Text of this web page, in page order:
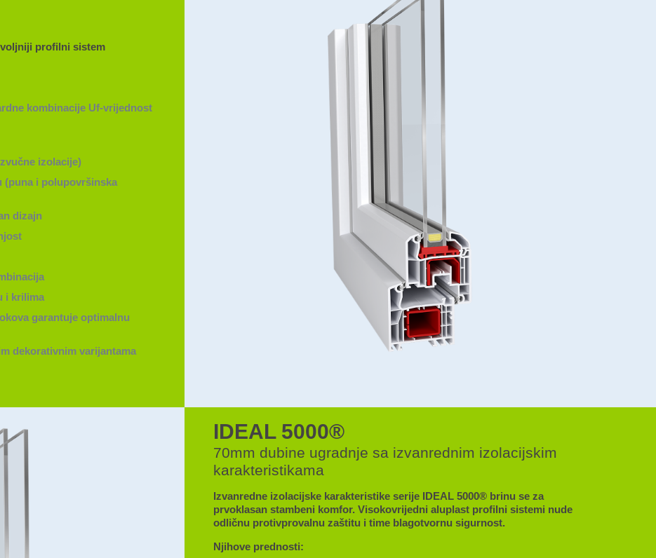
profilni sistem
kombinacije Uf-vrijednost
izolacije)
(puna i polupovršinska
dizajn
i krilima
garantuje optimalnu
dekorativnim varijantama
IDEAL 5000®
70mm dubine ugradnje sa izvanrednim izolacijskim
karakteristikama
Izvanredne izolacijske karakteristike serije IDEAL 5000® brinu se za
prvoklasan stambeni komfor. Visokovrijedni aluplast profilni sistemi nude
odličnu protivprovalnu zaštitu i time blagotvornu sigurnost.
Njihove prednosti: